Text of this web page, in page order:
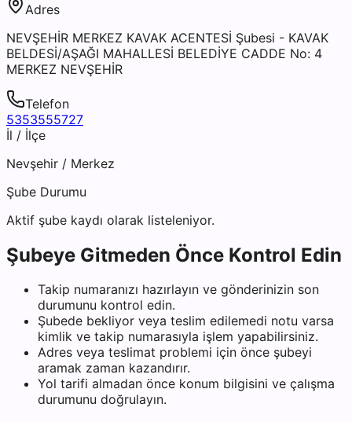
Adres
NEVŞEHİR MERKEZ KAVAK ACENTESİ Şubesi - KAVAK
BELDESİ/AŞAĞI MAHALLESİ BELEDİYE CADDE No: 4
MERKEZ NEVŞEHİR
Telefon
5353555727
İl / İlçe
Nevşehir / Merkez
Şube Durumu
Aktif şube kaydı olarak listeleniyor.
Şubeye Gitmeden Önce Kontrol Edin
Takip numaranızı hazırlayın ve gönderinizin son
durumunu kontrol edin.
Şubede bekliyor veya teslim edilemedi notu varsa
kimlik ve takip numarasıyla işlem yapabilirsiniz.
Adres veya teslimat problemi için önce şubeyi
aramak zaman kazandırır.
Yol tarifi almadan önce konum bilgisini ve çalışma
durumunu doğrulayın.